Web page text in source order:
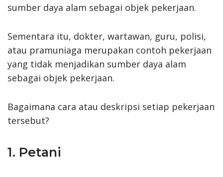
sumber daya alam sebagai objek pekerjaan.
Sementara itu, dokter, wartawan, guru, polisi,
atau pramuniaga merupakan contoh pekerjaan
yang tidak menjadikan sumber daya alam
sebagai objek pekerjaan.
Bagaimana cara atau deskripsi setiap pekerjaan
tersebut?
1. Petani